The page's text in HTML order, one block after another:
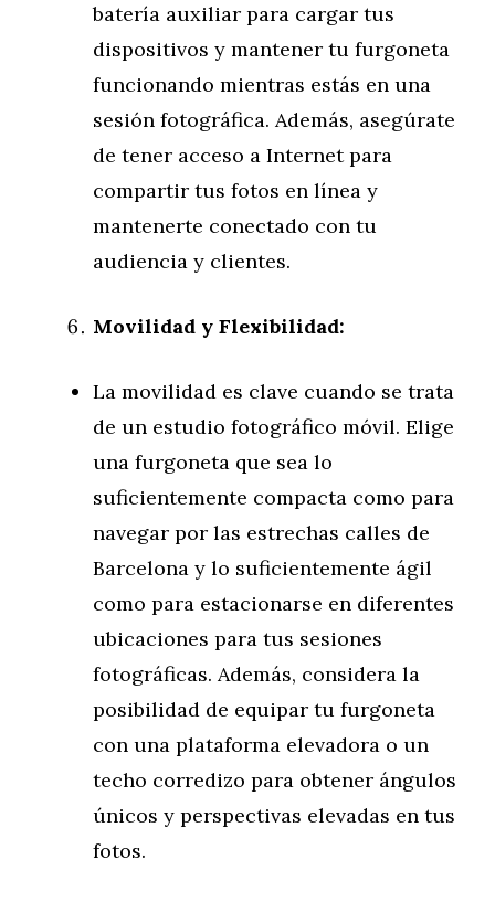
batería auxiliar para cargar tus
dispositivos y mantener tu furgoneta
funcionando mientras estás en una
sesión fotográfica. Además, asegúrate
de tener acceso a Internet para
compartir tus fotos en línea y
mantenerte conectado con tu
audiencia y clientes.
Movilidad y Flexibilidad:
La movilidad es clave cuando se trata
de un estudio fotográfico móvil. Elige
una furgoneta que sea lo
suficientemente compacta como para
navegar por las estrechas calles de
Barcelona y lo suficientemente ágil
como para estacionarse en diferentes
ubicaciones para tus sesiones
fotográficas. Además, considera la
posibilidad de equipar tu furgoneta
con una plataforma elevadora o un
techo corredizo para obtener ángulos
únicos y perspectivas elevadas en tus
fotos.